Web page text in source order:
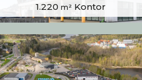
1.220 m²Kontor